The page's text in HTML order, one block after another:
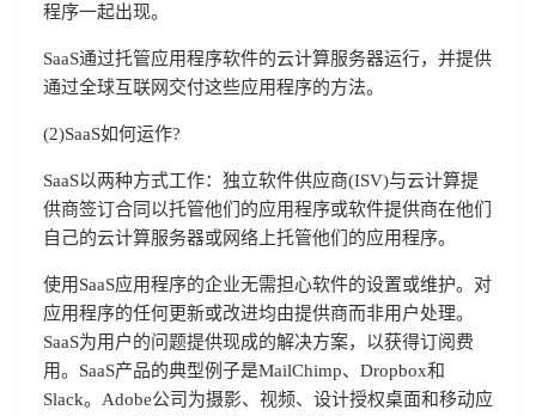
程序一起出现。
SaaS通过托管应用程序软件的云计算服务器运行，并提供
通过全球互联网交付这些应用程序的方法。
(2)SaaS如何运作?
SaaS以两种方式工作：独立软件供应商(ISV)与云计算提
供商签订合同以托管他们的应用程序或软件提供商在他们
自己的云计算服务器或网络上托管他们的应用程序。
使用SaaS应用程序的企业无需担心软件的设置或维护。对
应用程序的任何更新或改进均由提供商而非用户处理。
SaaS为用户的问题提供现成的解决方案，以获得订阅费
用。SaaS产品的典型例子是MailChimp、Dropbox和
Slack。Adobe公司为摄影、视频、设计授权桌面和移动应